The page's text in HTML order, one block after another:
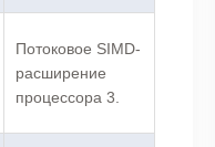
Потоковое SIMD-
расширение
процессора 3.